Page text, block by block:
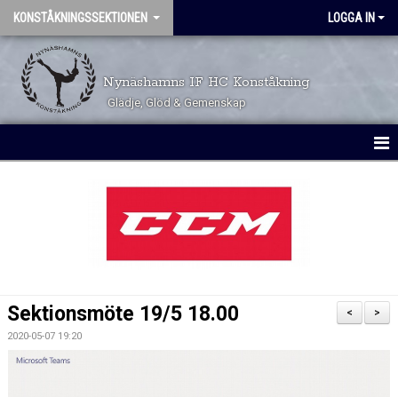
KONSTÅKNINGSSEKTIONEN LOGGA IN
Nynäshamns IF HC Konståkning
Glädje, Glöd & Gemenskap
VÅRA GRUPPER
>
<
Sektionsmöte 19/5 18.00
2020-05-07 19:20